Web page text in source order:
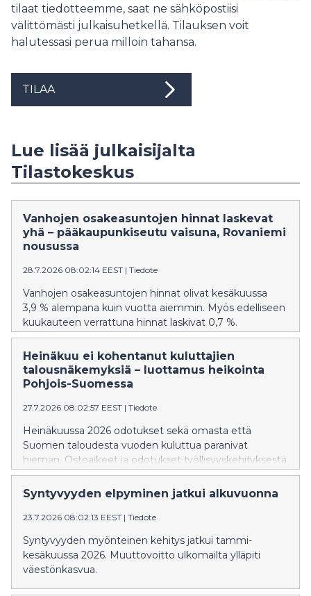
tilaat tiedotteemme, saat ne sähköpostiisi
välittömästi julkaisuhetkellä. Tilauksen voit
halutessasi perua milloin tahansa.
TILAA
Lue lisää julkaisijalta
Tilastokeskus
Vanhojen osakeasuntojen hinnat laskevat
yhä – pääkaupunkiseutu vaisuna, Rovaniemi
nousussa
28.7.2026 08:02:14 EEST | Tiedote
Vanhojen osakeasuntojen hinnat olivat kesäkuussa
3,9 % alempana kuin vuotta aiemmin. Myös edelliseen
kuukauteen verrattuna hinnat laskivat 0,7 %.
Heinäkuu ei kohentanut kuluttajien
talousnäkemyksiä – luottamus heikointa
Pohjois-Suomessa
27.7.2026 08:02:57 EEST | Tiedote
Heinäkuussa 2026 odotukset sekä omasta että
Suomen taloudesta vuoden kuluttua paranivat
hieman. Ostoaikeet ja odotukset työllisyyskehityksestä
pysyivät heikkoina.
Syntyvyyden elpyminen jatkui alkuvuonna
23.7.2026 08:02:13 EEST | Tiedote
Syntyvyyden myönteinen kehitys jatkui tammi-
kesäkuussa 2026. Muuttovoitto ulkomailta ylläpiti
väestönkasvua.